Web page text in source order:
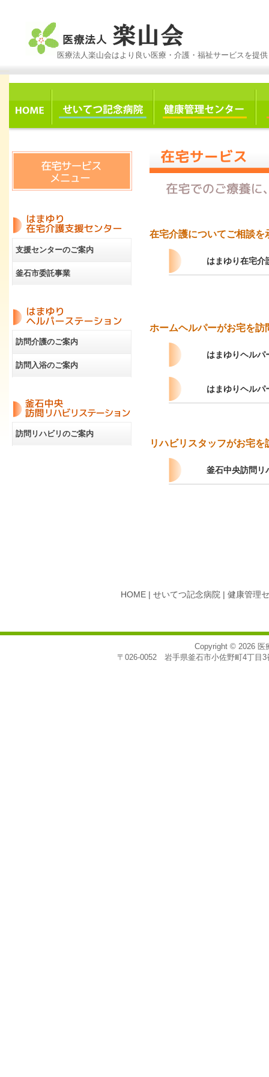
医療法人楽山会はより良い医療・介護・福祉サービスを提
在宅介護についてご相談を
はまゆり在宅介
ホームヘルパーがお宅を訪
はまゆりヘルパ
はまゆりヘルパ
リハビリスタッフがお宅を
釜石中央訪問リ
支援センターのご案内
釜石市委託事業
訪問介護のご案内
訪問入浴のご案内
訪問リハビリのご案内
HOME | せいてつ記念病院 | 健康管理
Copyright © 2026 医
〒026-0052 岩手県釜石市小佐野町4丁目